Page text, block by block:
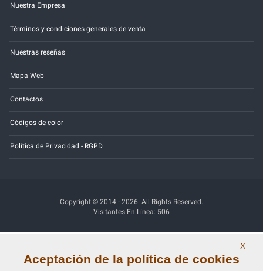
Nuestra Empresa
Términos y condiciones generales de venta
Nuestras reseñas
Mapa Web
Contactos
Códigos de color
Política de Privacidad - RGPD
Copyright © 2014 - 2026. All Rights Reserved.
Visitantes En Línea: 506
SÍguenos en nuestras redes sociales
X
Aceptación de la política de cookies